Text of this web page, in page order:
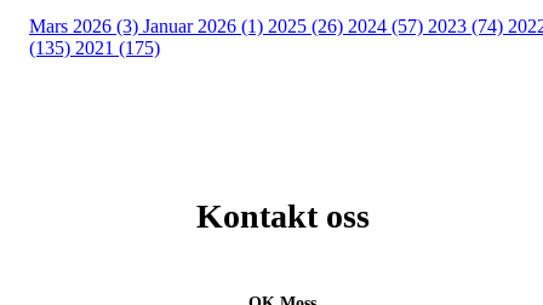
Mars 2026 (3) Januar 2026 (1) 2025 (26) 2024 (57) 2023 (74)
(135) 2021 (175)
Kontakt oss